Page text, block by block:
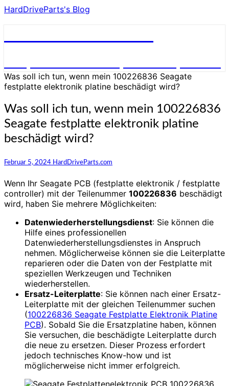
HardDriveParts's Blog
Was soll ich tun, wenn mein 100226836 Seagate
festplatte elektronik platine beschädigt wird?
Was soll ich tun, wenn mein 100226836
Seagate festplatte elektronik platine
beschädigt wird?
Februar 5, 2024 HardDriveParts.com
Wenn Ihr Seagate PCB (festplatte elektronik / festplatte
controller) mit der Teilenummer 100226836 beschädigt
wird, haben Sie mehrere Möglichkeiten:
Datenwiederherstellungsdienst: Sie können die
Hilfe eines professionellen
Datenwiederherstellungsdienstes in Anspruch
nehmen. Möglicherweise können sie die Leiterplatte
reparieren oder die Daten von der Festplatte mit
speziellen Werkzeugen und Techniken
wiederherstellen.
Ersatz-Leiterplatte: Sie können nach einer Ersatz-
Leiterplatte mit der gleichen Teilenummer suchen
(100226836 Seagate Festplatte Elektronik Platine
PCB). Sobald Sie die Ersatzplatine haben, können
Sie versuchen, die beschädigte Leiterplatte durch
die neue zu ersetzen. Dieser Prozess erfordert
jedoch technisches Know-how und ist
möglicherweise nicht immer erfolgreich.